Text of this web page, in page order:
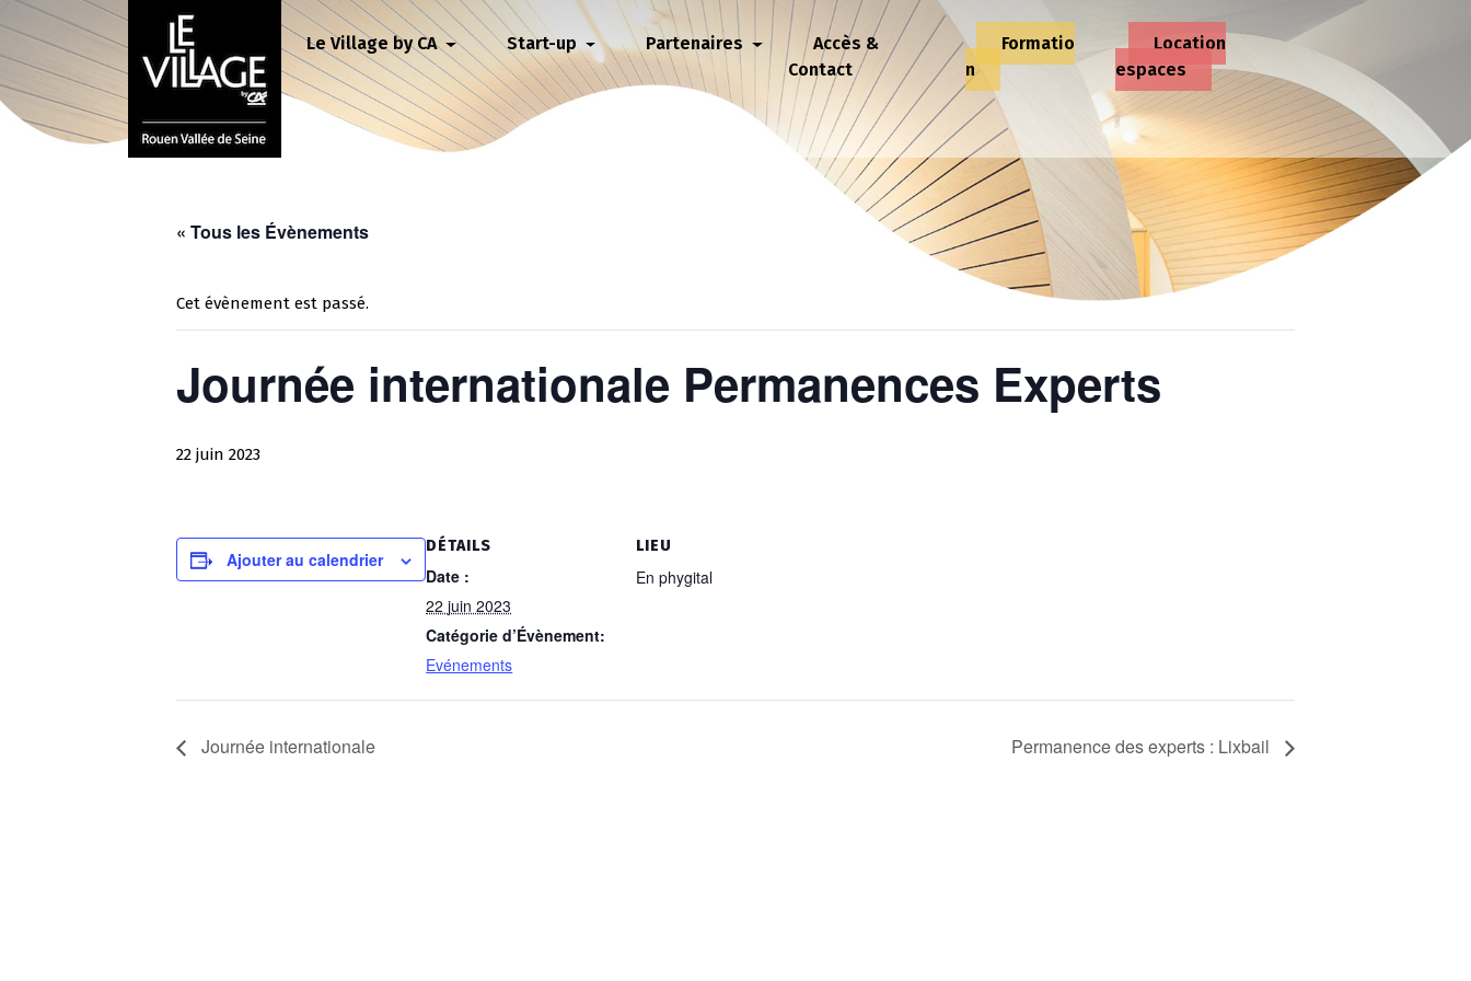
Le Village by CA Start-up Partenaires
Accès &
Contact
Formatio
n
Location
espaces
« Tous les Évènements
Cet évènement est passé.
Journée internationale Permanences Experts
22 juin 2023
Ajouter au calendrier
DÉTAILS
Date :
22 juin 2023
Catégorie d’Évènement:
Evénements
LIEU
En phygital
Journée internationale Permanence des experts : Lixbail